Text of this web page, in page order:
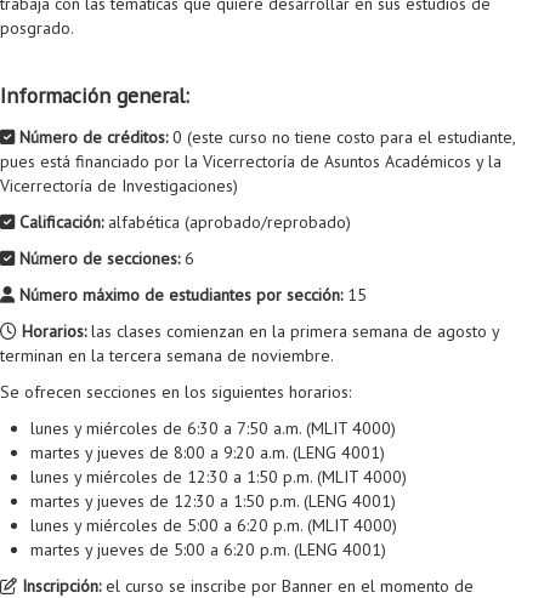
posgrado.
Información general:
Número de créditos:0 (este curso no tiene costo para el estudiante,
pues está financiado por la Vicerrectoría de Asuntos Académicos y la
Vicerrectoría de Investigaciones)
Calificación:alfabética (aprobado/reprobado)
Número de secciones:6
Número máximo de estudiantes por sección:15
Horarios:las clases comienzan en la primera semana de agosto y
terminan en la tercera semana de noviembre.
Se ofrecen secciones en los siguientes horarios:
lunes y miércoles de 6:30 a 7:50 a.m. (MLIT 4000)
martes y jueves de 8:00 a 9:20 a.m. (LENG 4001)
lunes y miércoles de 12:30 a 1:50 p.m. (MLIT 4000)
martes y jueves de 12:30 a 1:50 p.m. (LENG 4001)
lunes y miércoles de 5:00 a 6:20 p.m. (MLIT 4000)
martes y jueves de 5:00 a 6:20 p.m. (LENG 4001)
Inscripción:el curso se inscribe por Banner en el momento de
Proyecto de grado
Reintegro
Retiro voluntario
Transferencia
Tarifas
Grado